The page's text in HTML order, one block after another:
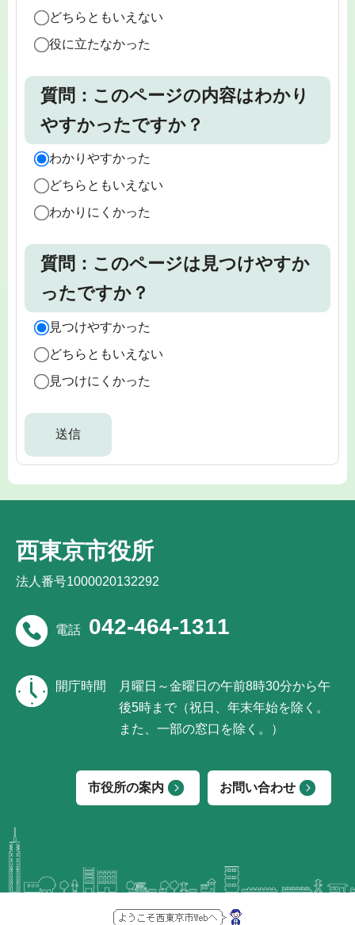
どちらともいえない
役に立たなかった
質問：このページの内容はわかり
やすかったですか？
わかりやすかった
どちらともいえない
わかりにくかった
質問：このページは見つけやすか
ったですか？
見つけやすかった
どちらともいえない
見つけにくかった
西東京市役所
法人番号1000020132292
電話 042-464-1311
開庁時間
月曜日～金曜日の午前8時30分から午
後5時まで（祝日、年末年始を除く。
また、一部の窓口を除く。）
市役所の案内 お問い合わせ